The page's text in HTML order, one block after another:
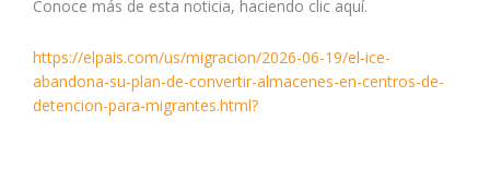
Conoce más de esta noticia, haciendo clic aquí.
https://elpais.com/us/migracion/2026-06-19/el-ice-
abandona-su-plan-de-convertir-almacenes-en-centros-de-
detencion-para-migrantes.html?